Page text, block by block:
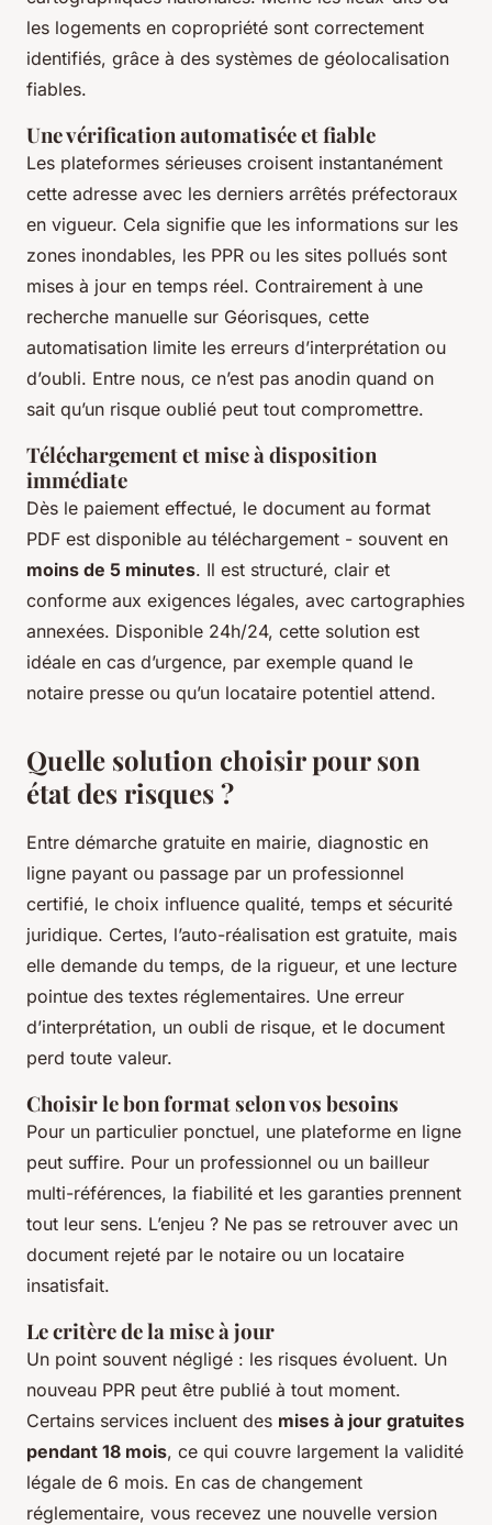
les logements en copropriété sont correctement
identifiés, grâce à des systèmes de géolocalisation
fiables.
Une vérification automatisée et fiable
Les plateformes sérieuses croisent instantanément
cette adresse avec les derniers arrêtés préfectoraux
en vigueur. Cela signifie que les informations sur les
zones inondables, les PPR ou les sites pollués sont
mises à jour en temps réel. Contrairement à une
recherche manuelle sur Géorisques, cette
automatisation limite les erreurs d’interprétation ou
d’oubli. Entre nous, ce n’est pas anodin quand on
sait qu’un risque oublié peut tout compromettre.
Téléchargement et mise à disposition
immédiate
Dès le paiement effectué, le document au format
PDF est disponible au téléchargement - souvent en
moins de 5 minutes. Il est structuré, clair et
conforme aux exigences légales, avec cartographies
annexées. Disponible 24h/24, cette solution est
idéale en cas d’urgence, par exemple quand le
notaire presse ou qu’un locataire potentiel attend.
Quelle solution choisir pour son
état des risques ?
Entre démarche gratuite en mairie, diagnostic en
ligne payant ou passage par un professionnel
certifié, le choix influence qualité, temps et sécurité
juridique. Certes, l’auto-réalisation est gratuite, mais
elle demande du temps, de la rigueur, et une lecture
pointue des textes réglementaires. Une erreur
d’interprétation, un oubli de risque, et le document
perd toute valeur.
Choisir le bon format selon vos besoins
Pour un particulier ponctuel, une plateforme en ligne
peut suffire. Pour un professionnel ou un bailleur
multi-références, la fiabilité et les garanties prennent
tout leur sens. L’enjeu ? Ne pas se retrouver avec un
document rejeté par le notaire ou un locataire
insatisfait.
Le critère de la mise à jour
Un point souvent négligé : les risques évoluent. Un
nouveau PPR peut être publié à tout moment.
Certains services incluent des mises à jour gratuites
pendant 18 mois, ce qui couvre largement la validité
légale de 6 mois. En cas de changement
réglementaire, vous recevez une nouvelle version